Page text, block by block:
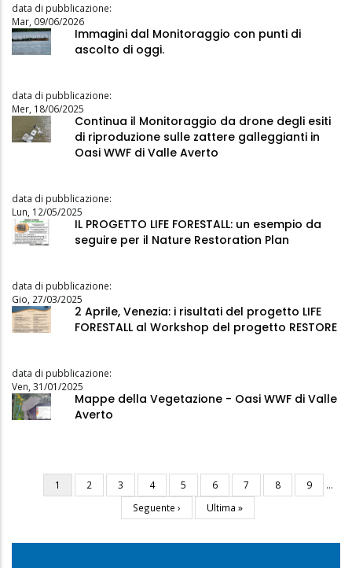
data di pubblicazione:
Mar, 09/06/2026
Immagini dal Monitoraggio con punti di
ascolto di oggi.
data di pubblicazione:
Mer, 18/06/2025
Continua il Monitoraggio da drone degli esiti
di riproduzione sulle zattere galleggianti in
Oasi WWF di Valle Averto
data di pubblicazione:
Lun, 12/05/2025
IL PROGETTO LIFE FORESTALL: un esempio da
seguire per il Nature Restoration Plan
data di pubblicazione:
Gio, 27/03/2025
2 Aprile, Venezia: i risultati del progetto LIFE
FORESTALL al Workshop del progetto RESTORE
data di pubblicazione:
Ven, 31/01/2025
Mappe della Vegetazione - Oasi WWF di Valle
Averto
Paginazione
Pagina
attuale
1 Pagina
2 Pagina
3 Pagina
4 Pagina
5 Pagina
6 Pagina
7 Pagina
8 Pagina
9
…
Pagina
successiva
Seguente ›
Ultima
pagina
Ultima »